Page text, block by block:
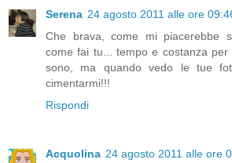
Serena 24 agosto 2011 alle ore
Che brava, come mi piacerebbe
come fai tu... tempo e costanza per
sono, ma quando vedo le tue
cimentarmi!!!
Rispondi
Acquolina 24 agosto 2011 alle ore